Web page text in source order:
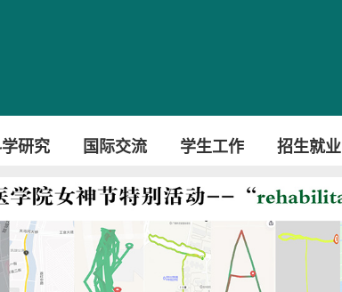
研究 国际交流 学生工作 招生就业